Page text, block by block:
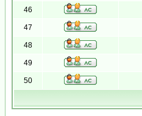
46
47
48
49
50